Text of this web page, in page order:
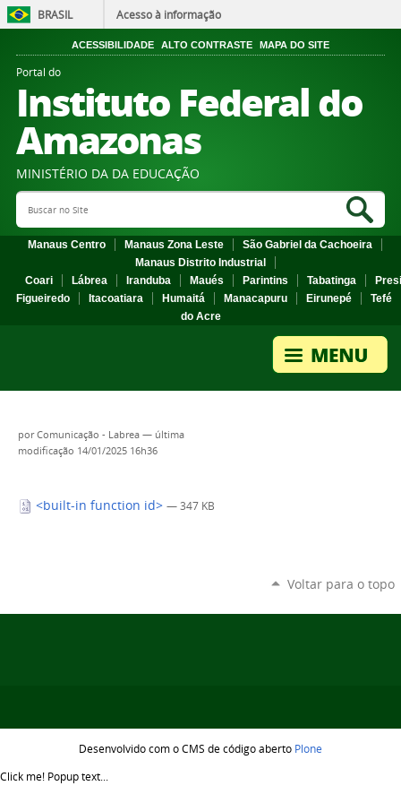
BRASIL Acesso à informação
ACESSIBILIDADE ALTO CONTRASTE MAPA DO SITE
Portal do
Instituto Federal do
Amazonas
MINISTÉRIO DA DA EDUCAÇÃO
Search Site
Manaus Centro Manaus Zona Leste
São Gabriel da Cachoeira
Manaus Distrito Industrial
Coari
Lábrea Iranduba Maués Parintins Tabatinga
Figueiredo
Itacoatiara Humaitá Manacapuru Eirunepé
Tefé
do Acre
porComunicação - Labrea — última
modificação 14/01/2025 16h36
<built-in function id> — 347 KB
Voltar para o topo
Desenvolvido com o CMS de código aberto Plone
Click me! Popup text...